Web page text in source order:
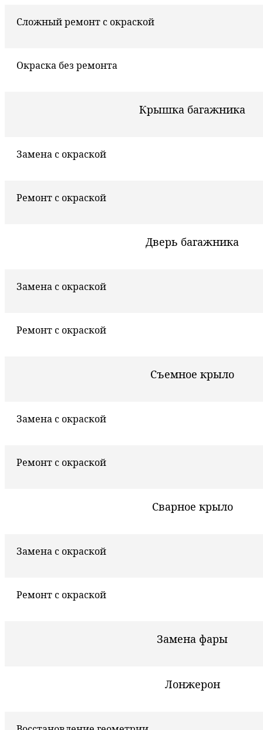
Сложный ремонт с окраской
Окраска без ремонта
Крышка багажника
Замена с окраской
Ремонт с окраской
Дверь багажника
Замена с окраской
Ремонт с окраской
Съемное крыло
Замена с окраской
Ремонт с окраской
Сварное крыло
Замена с окраской
Ремонт с окраской
Замена фары
Лонжерон